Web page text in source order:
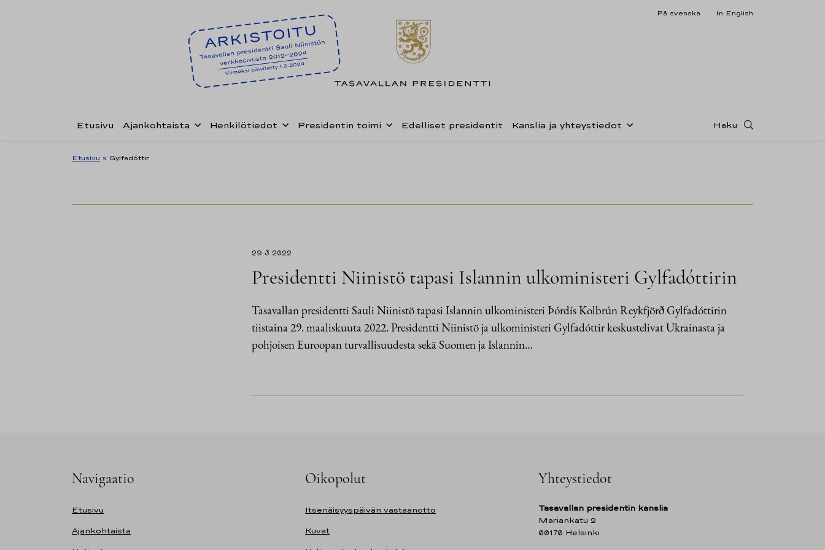
På svenska In English
Etusivu Ajankohtaista Henkilötiedot Presidentin toimi Edelliset presidentit Kanslia ja yhteystiedot Haku
Etusivu » Gylfadóttir
29.3.2022
Presidentti Niinistö tapasi Islannin ulkoministeri Gylfadóttirin
Tasavallan presidentti Sauli Niinistö tapasi Islannin ulkoministeri Þórdís Kolbrún Reykfjörð Gylfadóttirin
tiistaina 29. maaliskuuta 2022. Presidentti Niinistö ja ulkoministeri Gylfadóttir keskustelivat Ukrainasta ja
pohjoisen Euroopan turvallisuudesta sekä Suomen ja Islannin…
Navigaatio
Etusivu
Ajankohtaista
Oikopolut
Itsenäisyyspäivän vastaanotto
Kuvat
Yhteystiedot
Tasavallan presidentin kanslia
Mariankatu 2
00170 Helsinki